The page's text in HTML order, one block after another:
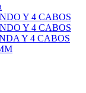
Y 4 CABOS
Y 4 CABOS
Y 4 CABOS